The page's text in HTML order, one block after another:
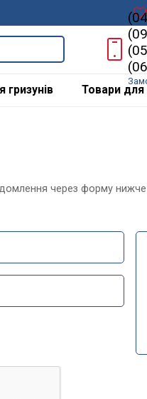
гризунів Товари для
через форму нижче